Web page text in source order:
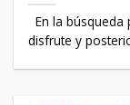
En la
disfrute y